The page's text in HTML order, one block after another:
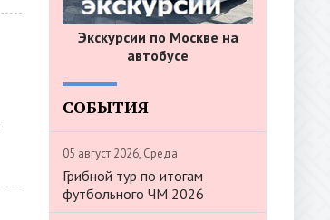
Экскурсии по Москве на
автобусе
СОБЫТИЯ
05 август 2026, Среда
Грибной тур по итогам
футбольного ЧМ 2026